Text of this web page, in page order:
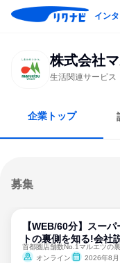
イン
株式会社
生活関連サービス
企業トップ
募集
【WEB/60分】スー
トの裏側を知る!会社
オンライン
2026年8月